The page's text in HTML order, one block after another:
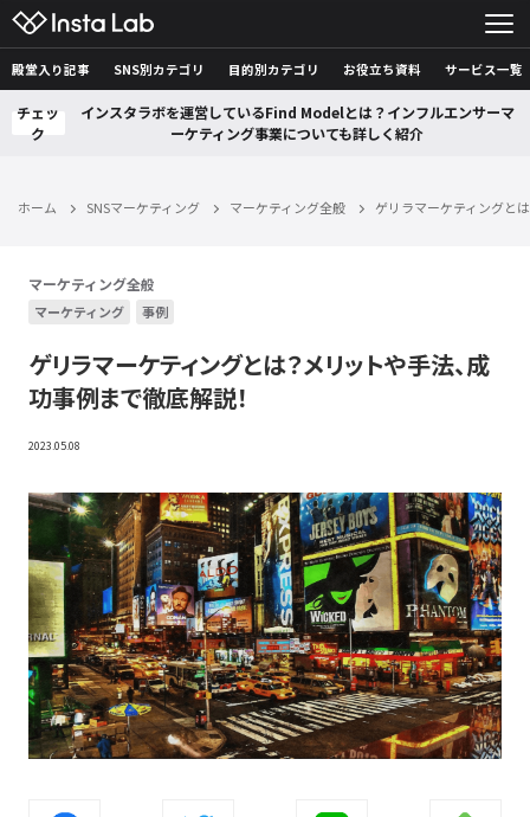
殿堂入り記事 SNS別カテゴリ 目的別カテゴリ お役立ち資料 サービス一覧
チェッ
ク
インスタラボを運営しているFind Modelとは？インフルエンサーマ
ーケティング事業についても詳しく紹介
ホーム SNSマーケティング マーケティング全般 ゲリラマーケティングと
マーケティング全般
マーケティング 事例
ゲリラマーケティングとは？メリットや手法、成
功事例まで徹底解説！
2023.05.08